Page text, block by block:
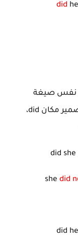
did he
نفس صيغة
السؤال مع تبديل did مكان الضمير والضمير مكان did،
did
she did
did